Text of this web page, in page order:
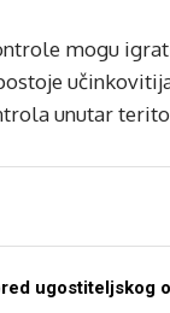
mogu
unutar
ugostiteljskog